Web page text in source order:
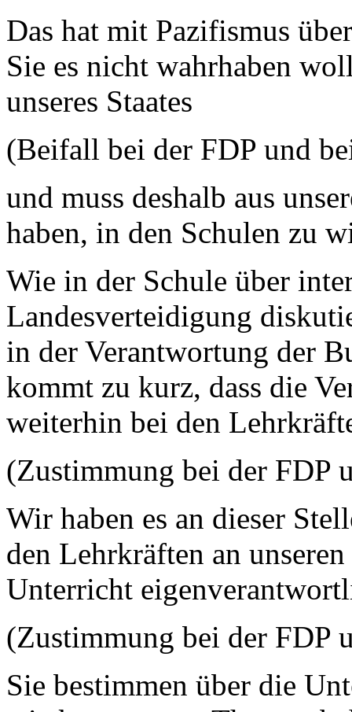
Das hat mit Pazifismus
Sie es nicht wahrhaben
unseres Staates
(Beifall bei der FDP und
und muss deshalb aus
haben, in den Schulen zu
Wie in der Schule über
Landesverteidigung
in der Verantwortung der
kommt zu kurz, dass die
weiterhin bei den
(Zustimmung bei der FDP
Wir haben es an dieser
den Lehrkräften an
Unterricht
(Zustimmung bei der FDP
Sie bestimmen über die